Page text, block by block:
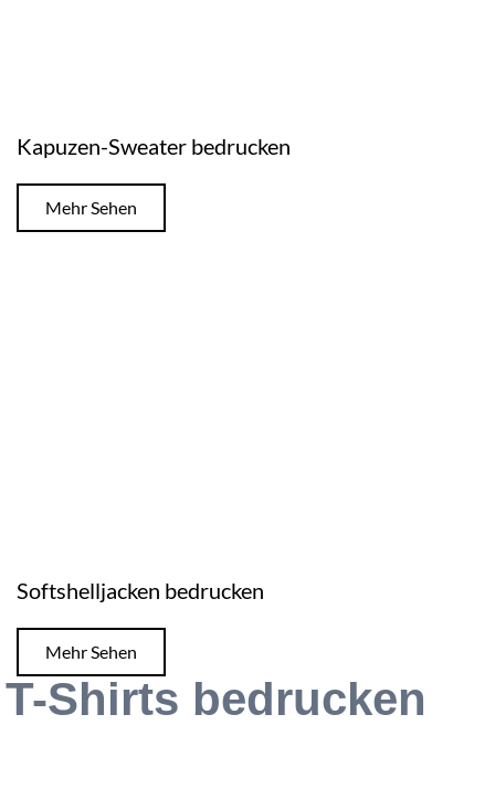
Kapuzen-Sweater bedrucken
Mehr Sehen
Softshelljacken bedrucken
Mehr Sehen
T-Shirts bedrucken